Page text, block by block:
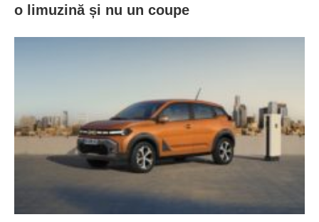
o limuzină și nu un coupe